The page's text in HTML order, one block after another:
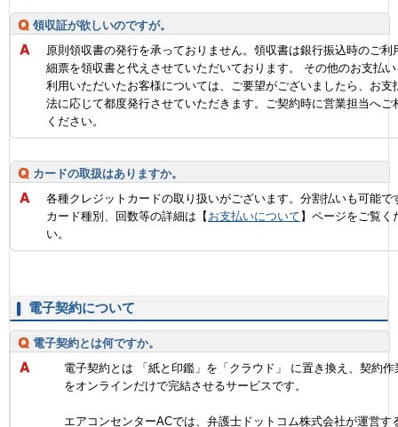
領収証が欲しいのですが。
原則領収書の発行を承っておりません。領収書は銀行振込時のご利
細票を領収書と代えさせていただいております。 その他のお支払
利用いただいたお客様については、ご要望がございましたら、お支
法に応じて都度発行させていただきます。ご契約時に営業担当へご
ください。
カードの取扱はありますか。
各種クレジットカードの取り扱いがございます。分割払いも可能で
カード種別、回数等の詳細は【 お支払いについて 】ページをご覧く
い。
電子契約について
電子契約とは何ですか。
電子契約とは 「紙と印鑑」を「クラウド」 に置き換え、契約作
をオンラインだけで完結させるサービスです。
エアコンセンターACでは、弁護士ドットコム株式会社が運営す